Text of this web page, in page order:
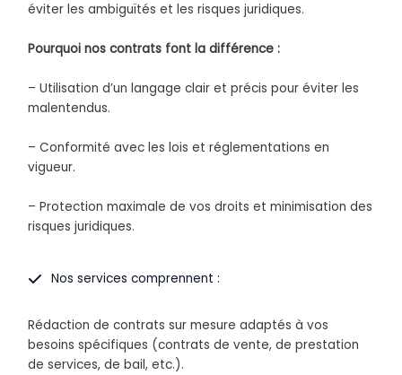
éviter les ambiguïtés et les risques juridiques.
Pourquoi nos contrats font la différence :
– Utilisation d’un langage clair et précis pour éviter les
malentendus.
– Conformité avec les lois et réglementations en
vigueur.
– Protection maximale de vos droits et minimisation des
risques juridiques.
Nos services comprennent :
Rédaction de contrats sur mesure adaptés à vos
besoins spécifiques (contrats de vente, de prestation
de services, de bail, etc.).